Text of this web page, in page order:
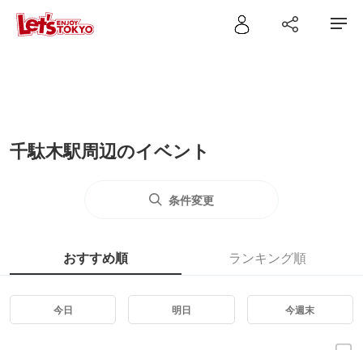
千駄木駅周辺のイベント
条件変更
おすすめ順 ランキング順
今日 明日 今週末